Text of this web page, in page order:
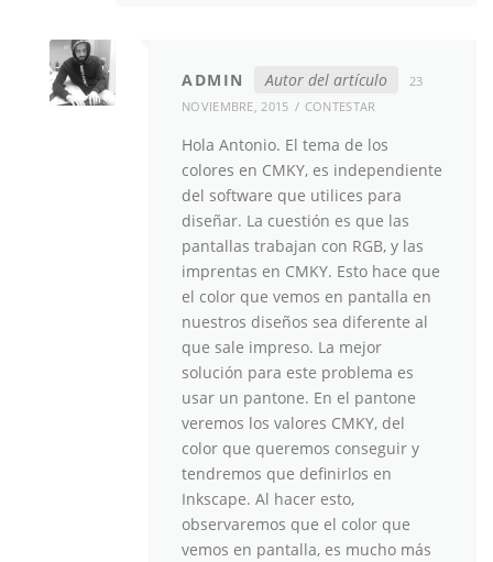
ADMIN Autor del artículo
23
NOVIEMBRE, 2015
CONTESTAR
Hola Antonio. El tema de los
colores en CMKY, es independiente
del software que utilices para
diseñar. La cuestión es que las
pantallas trabajan con RGB, y las
imprentas en CMKY. Esto hace que
el color que vemos en pantalla en
nuestros diseños sea diferente al
que sale impreso. La mejor
solución para este problema es
usar un pantone. En el pantone
veremos los valores CMKY, del
color que queremos conseguir y
tendremos que definirlos en
Inkscape. Al hacer esto,
observaremos que el color que
vemos en pantalla, es mucho más